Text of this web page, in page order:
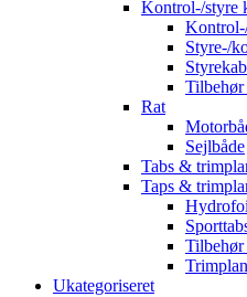
Kontrol-/styre
Styre-/
Rat
Sejlbåde
Tabs &
Taps &
Trimplan
Ukategoriseret